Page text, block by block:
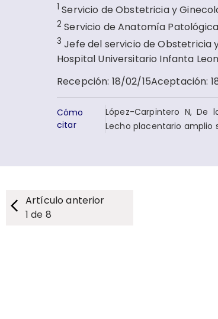
1Servicio de Obstetricia y
2Servicio de Anatomía
3 Jefe del servicio de Obstetricia
Hospital Universitario Infanta
Recepción: 18/02/15Aceptación:
Cómo
citar
López-Carpintero N, De
Lecho placentario amplio
Artículo anterior
1 de 8